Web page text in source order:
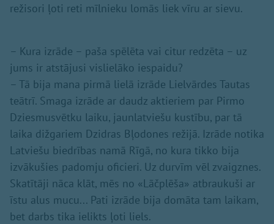
režisori ļoti reti mīlnieku lomās liek vīru ar sievu.
– Kura izrāde – paša spēlēta vai citur redzēta – uz
jums ir atstājusi vislielāko iespaidu?
– Tā bija mana pirmā lielā izrāde Lielvārdes Tautas
teātrī. Smaga izrāde ar daudz aktieriem par Pirmo
Dziesmusvētku laiku, jaunlatviešu kustību, par tā
laika dižgariem Dzidras Bļodones režijā. Izrāde notika
Latviešu biedrības namā Rīgā, no kura tikko bija
izvākušies padomju oficieri. Uz durvīm vēl zvaigznes.
Skatītāji nāca klāt, mēs no «Lāčplēša» atbraukuši ar
īstu alus mucu... Pati izrāde bija domāta tam laikam,
bet darbs tika ielikts ļoti liels.